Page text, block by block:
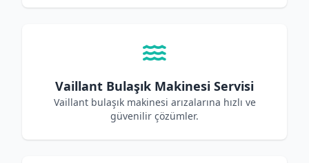
Vaillant Bulaşık Makinesi Servisi
Vaillant bulaşık makinesi arızalarına hızlı ve
güvenilir çözümler.